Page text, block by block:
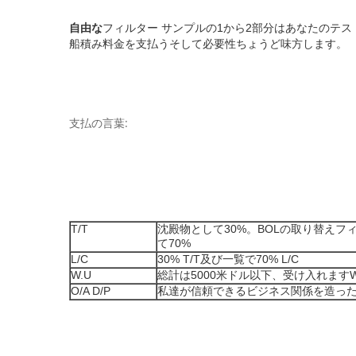
自由なフィルター サンプルの1から2部分はあなたのテ
船積み料金を支払うそして必要性ちょうど味方します。
支払の言葉:
T/T
沈殿物として30%。BOLの取り替えフ
て70%
L/C
30% T/T及び一覧で70% L/C
W.U
総計は5000米ドル以下、受け入れます
O/A D/P
私達が信頼できるビジネス関係を造っ